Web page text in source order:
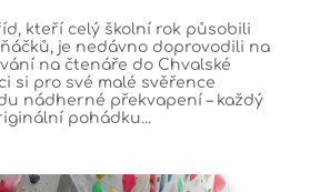
kteří celý školní rok působili
je nedávno doprovodili na
na čtenáře do Chvalské
si pro své malé svěřence
nádherné překvapení – každý
pohádku...